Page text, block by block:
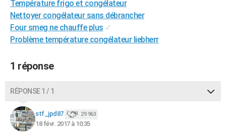
Destinations
City break
Voyage nature
Voyage de noces
Forum
PHOTO
GUIDES D'ACHAT
CARTE DE VOEUX
Carte de Noël
Carte Bonne année
Carte Saint-Valentin
Carte Pâques
Carte d'anniversaire
DICTIONNAIRE
Dictionnaire
Biographies
Citations
Expressions
Proverbes
PROGRAMME TV
Température frigo et congélateur
Nettoyer congélateur sans débrancher
Four smeg ne chauffe plus ✓
Problème température congélateur liebherr
1 réponse
RÉPONSE 1 / 1
stf_jpd87 29 963
18 févr. 2017 à 10:35